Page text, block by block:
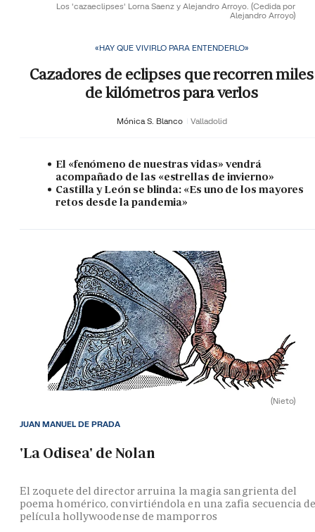
Los 'cazaeclipses' Lorna Saenz y Alejandro Arroyo. (Cedida por
Alejandro Arroyo)
«HAY QUE VIVIRLO PARA ENTENDERLO»
Cazadores de eclipses que recorren miles
de kilómetros para verlos
Mónica S. Blanco Valladolid
El «fenómeno de nuestras vidas» vendrá
acompañado de las «estrellas de invierno»
Castilla y León se blinda: «Es uno de los mayores
retos desde la pandemia»
(Nieto)
'La Odisea' de Nolan
El zoquete del director arruina la magia sangrienta del
poema homérico, convirtiéndola en una zafia secuencia
película hollywoodense de mamporros
JUAN MANUEL DE PRADA